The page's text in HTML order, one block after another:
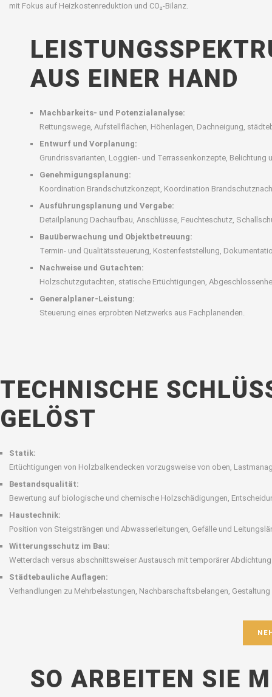
mit Fokus auf Heizkostenreduktion und CO₂-Bilanz.
AUS EINER HAND
Machbarkeits- und Potenzialanalyse:
Rettungswege, Aufstellflächen, Höhenlagen, Dachneigung,
Entwurf und Vorplanung:
Grundrissvarianten, Loggien- und Terrassenkonzepte,
Genehmigungsplanung:
Koordination Brandschutzkonzept, Koordination
Ausführungsplanung und Vergabe:
Detailplanung Dachaufbau, Anschlüsse, Feuchteschutz,
Bauüberwachung und Objektbetreuung:
Termin- und Qualitätssteuerung, Kostenfeststellung,
Nachweise und Gutachten:
Holzschutzgutachten, statische Ertüchtigungen,
Generalplaner-Leistung:
Steuerung eines erprobten Netzwerks aus Fachplanenden.
TECHNISCHE
GELÖST
Statik:
Ertüchtigungen von Holzbalkendecken vorzugsweise von oben,
Bestandsqualität:
Bewertung auf biologische und chemische Holzschädigungen,
Haustechnik:
Position von Steigsträngen und Abwasserleitungen, Gefälle und
Witterungsschutz im Bau:
Wetterdach versus abschnittsweiser Austausch mit temporärer
Städtebauliche Auflagen:
Verhandlungen zu Mehrbelastungen, Nachbarschaftsbelangen,
SO ARBEITEN SIE